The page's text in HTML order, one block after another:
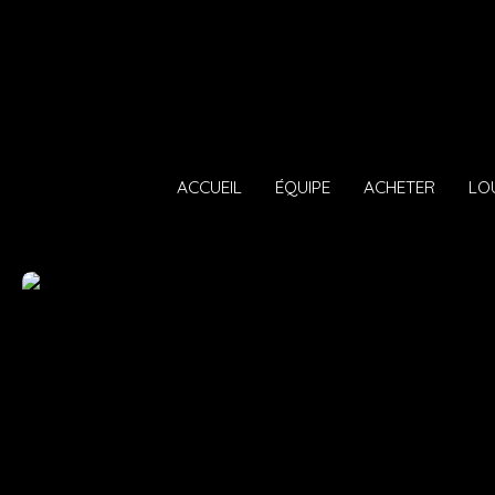
ACCUEIL ÉQUIPE ACHETER